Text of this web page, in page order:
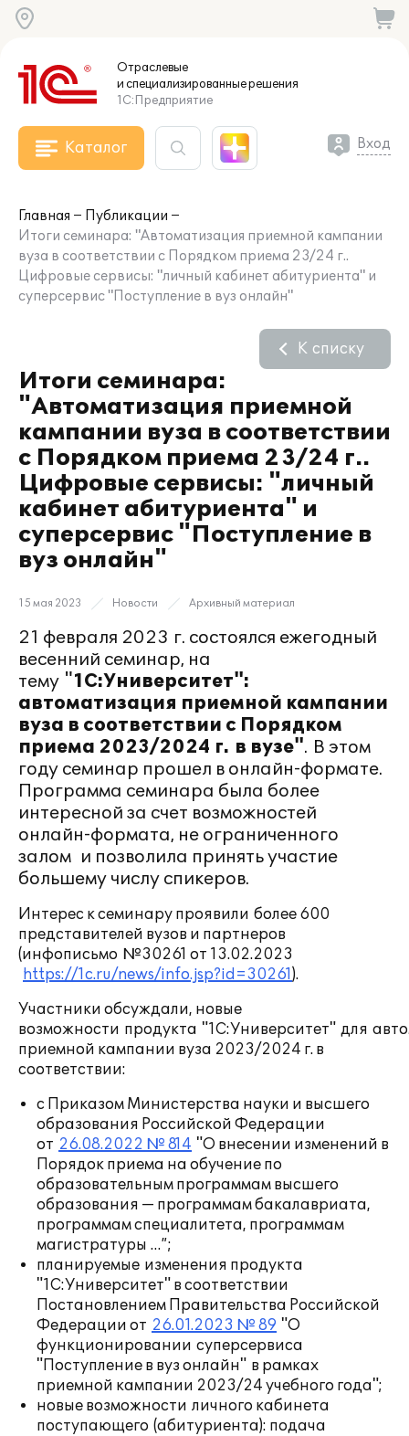
Отраслевые
и специализированныерешения
1С:Предприятие
Каталог Вход
Главная
Публикации
Итоги семинара: "Автоматизация приемной кампании
вуза в соответствии с Порядком приема 23/24 г..
Цифровые сервисы: "личный кабинет абитуриента" и
суперсервис "Поступление в вуз онлайн"
Итоги семинара:
"Автоматизация приемной
кампании вуза в соответствии
с Порядком приема 23/24 г..
Цифровые сервисы: "личный
кабинет абитуриента" и
суперсервис "Поступление в
вуз онлайн"
К списку
15 мая 2023 Новости Архивный материал
21 февраля 2023 г. состоялся ежегодный
весенний семинар, на
тему "1С:Университет":
автоматизация приемной кампании
вуза в соответствии с Порядком
приема 2023/2024 г. в вузе". В этом
году семинар прошел в онлайн-формате.
Программа семинара была более
интересной за счет возможностей
онлайн-формата, не ограниченного
залом и позволила принять участие
большему числу спикеров.
Интерес к семинару проявили более 600
представителей вузов и партнеров
(инфописьмо №30261 от 13.02.2023
https://1c.ru/news/info.jsp?id=30261).
Участники обсуждали, новые
возможности продукта "1С:Университет" для
приемной кампании вуза 2023/2024 г. в
соответствии:
с Приказом Министерства науки и высшего
образования Российской Федерации
от 26.08.2022 № 814 "О внесении изменений в
Порядок приема на обучение по
образовательным программам высшего
образования — программам бакалавриата,
программам специалитета, программам
магистратуры …”;
планируемые изменения продукта
"1С:Университет" в соответствии
Постановлением Правительства Российской
Федерации от 26.01.2023 № 89 "О
функционировании суперсервиса
"Поступление в вуз онлайн" в рамках
приемной кампании 2023/24 учебного года";
новые возможности личного кабинета
поступающего (абитуриента): подача